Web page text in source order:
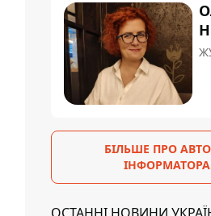
БІЛЬШЕ ПРО
ІНФОРМАТОРА